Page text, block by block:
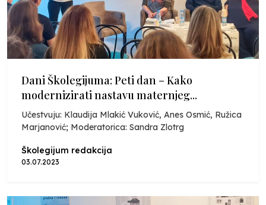
Dani Školegijuma: Peti dan – Kako
modernizirati nastavu maternjeg...
Učestvuju: Klaudija Mlakić Vuković, Anes Osmić, Ružica
Marjanović; Moderatorica: Sandra Zlotrg
Školegijum redakcija
03.07.2023